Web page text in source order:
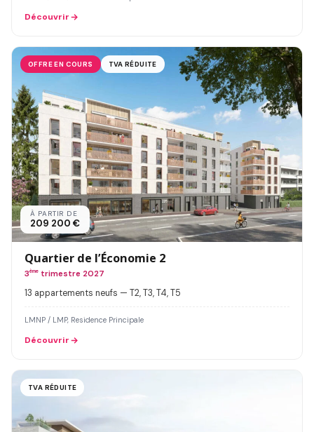
Découvrir
OFFRE EN COURS TVA RÉDUITE
À PARTIR DE
209 200 €
Quartier de l’Économie 2
3ème trimestre 2027
13 appartements neufs — T2, T3, T4, T5
LMNP / LMP, Residence Principale
Découvrir
TVA RÉDUITE